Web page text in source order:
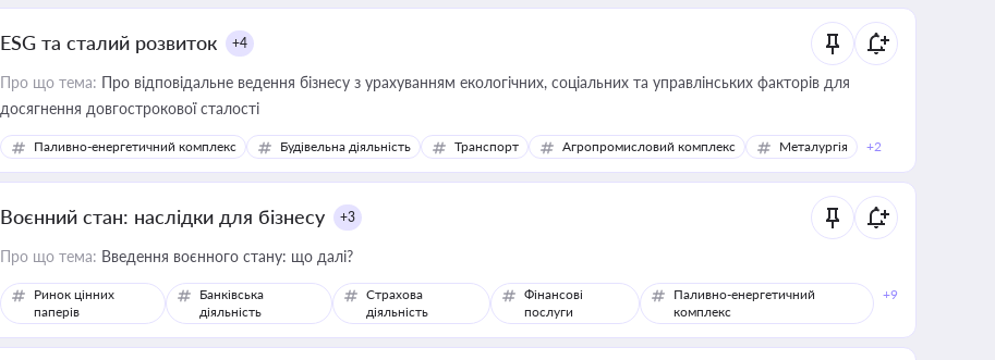
ESG та сталий розвиток +4
Про що тема: Про відповідальне ведення бізнесу з урахуванням екологічних, соціальних та управлінських факторів для
досягнення довгострокової сталості
Паливно-енергетичний комплекс Будівельна діяльність Транспорт Агропромисловий комплекс Металургія +2
Воєнний стан: наслідки для бізнесу +3
Про що тема: Введення воєнного стану: що далі?
Ринок цінних
паперів
Банківська
діяльність
Страхова
діяльність
Фінансові
послуги
Паливно-енергетичний
комплекс
+9